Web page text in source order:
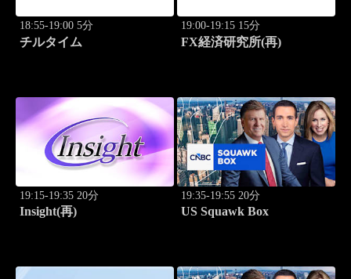
18:55-19:00 5分
チルタイム
19:00-19:15 15分
FX経済研究所(再)
19:15-19:35 20分
Insight(再)
19:35-19:55 20分
US Squawk Box